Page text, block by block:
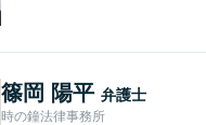
篠岡 陽平 弁護士
時の鐘法律事務所